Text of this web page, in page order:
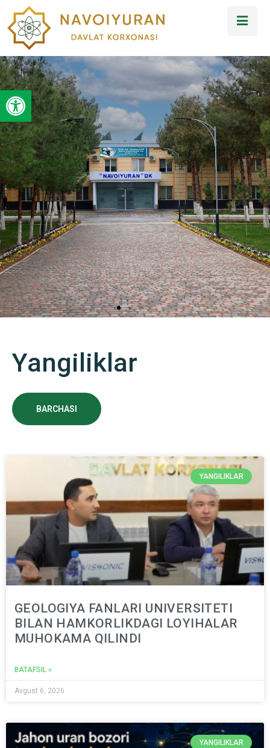
Open toolbar
O‘zbekistondagi uran qazib olish va uran oksidi (U3O8)
ko‘rinishidagi tayyor mahsulotlarni eksport qilish bilan
shug‘ullanadigan yagona korxona
Yangiliklar
BARCHASI
YANGILIKLAR
GEOLOGIYA FANLARI UNIVERSITETI
BILAN HAMKORLIKDAGI LOYIHALAR
MUHOKAMA QILINDI
BATAFSIL »
Avgust 6, 2026
YANGILIKLAR